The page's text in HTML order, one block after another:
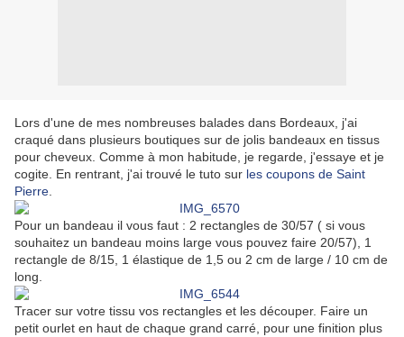
Lors d'une de mes nombreuses balades dans Bordeaux, j'ai
craqué dans plusieurs boutiques sur de jolis bandeaux en tissus
pour cheveux. Comme à mon habitude, je regarde, j'essaye et je
cogite. En rentrant, j'ai trouvé le tuto sur les coupons de Saint
Pierre
Pour un bandeau il vous faut : 2 rectangles de 30/57 ( si vous
souhaitez un bandeau moins large vous pouvez faire 20/57), 1
rectangle de 8/15, 1 élastique de 1,5 ou 2 cm de large / 10 cm de
long.
Tracer sur votre tissu vos rectangles et les découper. Faire un
petit ourlet en haut de chaque grand carré, pour une finition plus